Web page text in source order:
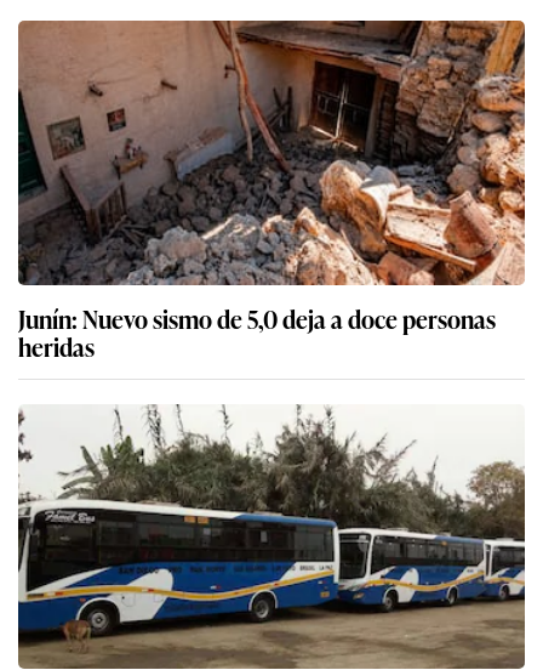
Junín: Nuevo sismo de 5,0 deja a doce personas
heridas